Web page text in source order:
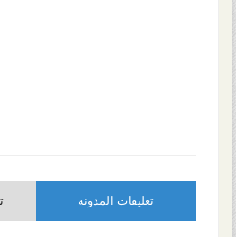
تعليقات المدونة